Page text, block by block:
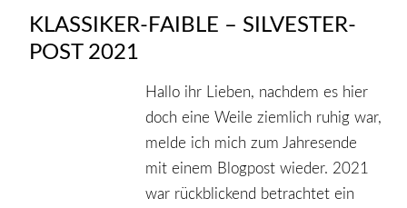
KLASSIKER-FAIBLE – SILVESTER-
POST 2021
Hallo ihr Lieben, nachdem es hier
doch eine Weile ziemlich ruhig war,
melde ich mich zum Jahresende
mit einem Blogpost wieder. 2021
war rückblickend betrachtet ein